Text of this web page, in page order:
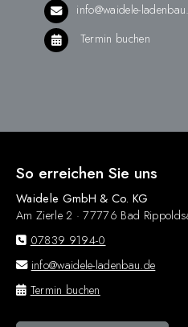
info@waidele-
Termin buchen
So erreichen Sie uns
Waidele GmbH & Co. KG
Am Zierle 2 · 77776 Bad
07839 9194-0
info@waidele-ladenbau.de
Termin buchen